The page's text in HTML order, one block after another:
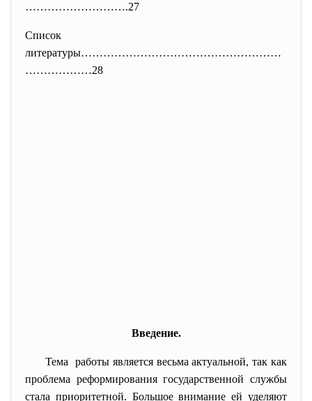
……………………….27
Список
литературы………………………………………………
………………28
Введение.
Тема работы является весьма актуальной, так как
проблема реформирования государственной службы
стала приоритетной. Большое внимание ей уделяют